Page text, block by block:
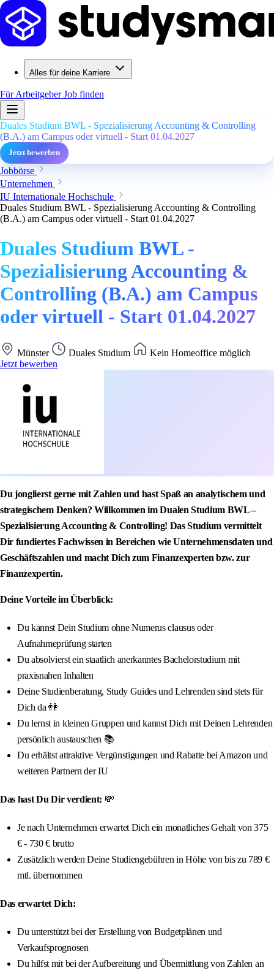
Alles für deine Karriere
Für ArbeitgeberJob finden
Duales Studium BWL - Spezialisierung Accounting & Controlling
(B.A.) am Campus oder virtuell - Start 01.04.2027
Jetzt bewerben
Jobbörse
Unternehmen
IU Internationale Hochschule
Duales Studium BWL - Spezialisierung Accounting & Controlling
(B.A.) am Campus oder virtuell - Start 01.04.2027
Duales Studium BWL -
Spezialisierung Accounting &
Controlling (B.A.) am Campus
oder virtuell - Start 01.04.2027
Münster Duales Studium
Kein Homeoffice möglich
Jetzt bewerben
Du jonglierst gerne mit Zahlen und hast Spaß an analytischem und
strategischem Denken? Willkommen im Dualen Studium BWL –
Spezialisierung Accounting & Controlling! Das Studium vermittelt
Dir fundiertes Fachwissen in Bereichen wie Unternehmensdaten und
Geschäftszahlen und macht Dich zum Finanzexperten bzw. zur
Finanzexpertin.
Deine Vorteile im Überblick:
Du kannst Dein Studium ohne Numerus clausus oder
Aufnahmeprüfung starten
Du absolvierst ein staatlich anerkanntes Bachelorstudium mit
praxisnahen Inhalten
Deine Studienberatung, Study Guides und Lehrenden sind stets für
Dich da 👫
Du lernst in kleinen Gruppen und kannst Dich mit Deinen Lehrenden
persönlich austauschen 📚
Du erhältst attraktive Vergünstigungen und Rabatte bei Amazon und
weiteren Partnern der IU
Das hast Du Dir verdient: 💸
Je nach Unternehmen erwartet Dich ein monatliches Gehalt von 375
€ - 730 € brutto
Zusätzlich werden Deine Studiengebühren in Höhe von bis zu 789 €
mtl. übernommen
Das erwartet Dich:
Du unterstützt bei der Erstellung von Budgetplänen und
Verkaufsprognosen
Du hilfst mit bei der Aufbereitung und Übermittlung von Zahlen an